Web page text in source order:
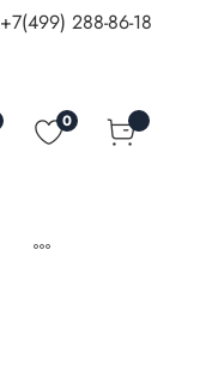
+7(499) 288-86-18
0